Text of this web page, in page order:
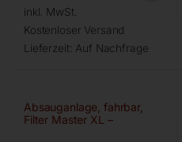
inkl. MwSt.
Kostenloser Versand
Lieferzeit: Auf Nachfrage
Absauganlage, fahrbar,
Filter Master XL –